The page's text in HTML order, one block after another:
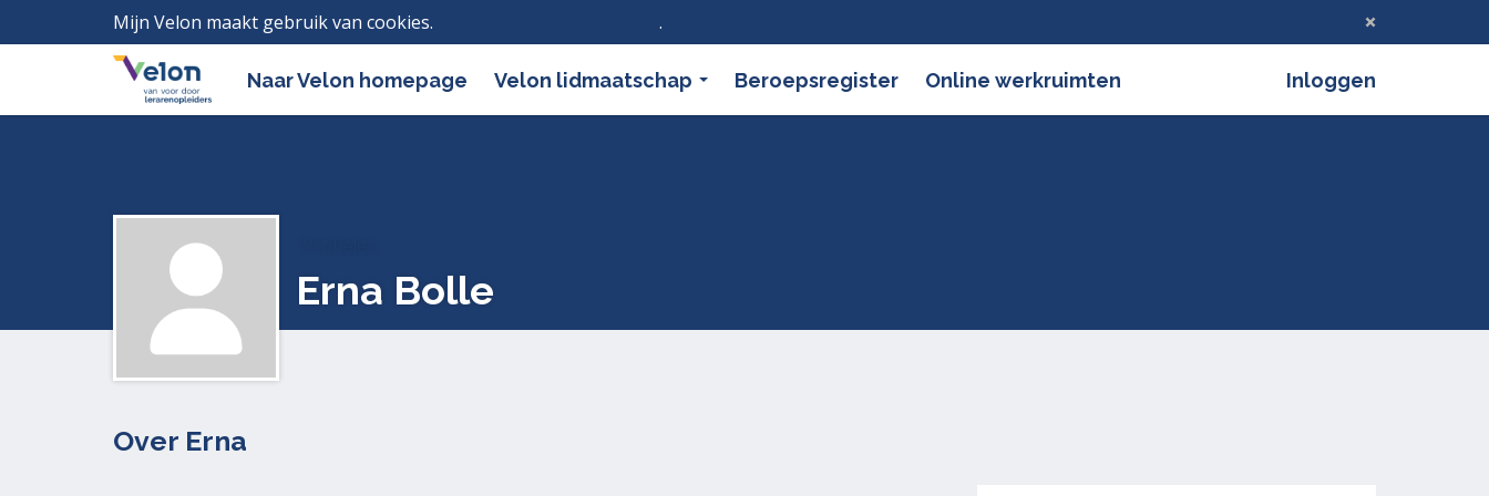
Mijn Velon maakt gebruik van cookies. .
Naar Velon homepage Velon lidmaatschap Beroepsregister Online werkruimten Inloggen
Erna Bolle
Over Erna